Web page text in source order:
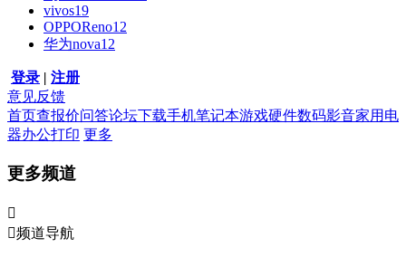
vivos19
OPPOReno12
华为nova12
登录 | 注册
意见反馈
首页查报价问答论坛下载手机笔记本游戏硬件数码影音家用电
器办公打印 更多
更多频道

频道导航